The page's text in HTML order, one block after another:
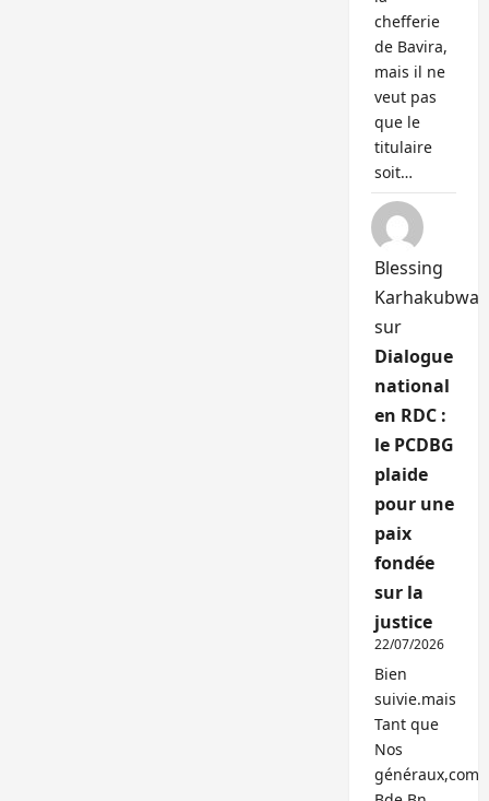
chefferie
de Bavira,
mais il ne
veut pas
que le
titulaire
soit…
Blessing
Karhakubwa
sur
Dialogue
national
en RDC :
le PCDBG
plaide
pour une
paix
fondée
sur la
justice
22/07/2026
Bien
suivie.mais
Tant que
Nos
généraux,com